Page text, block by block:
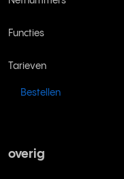
Functies
Tarieven
Bestellen
overig